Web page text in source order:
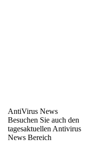
AntiVirus News
Besuchen Sie auch den
tagesaktuellen Antivirus
News Bereich